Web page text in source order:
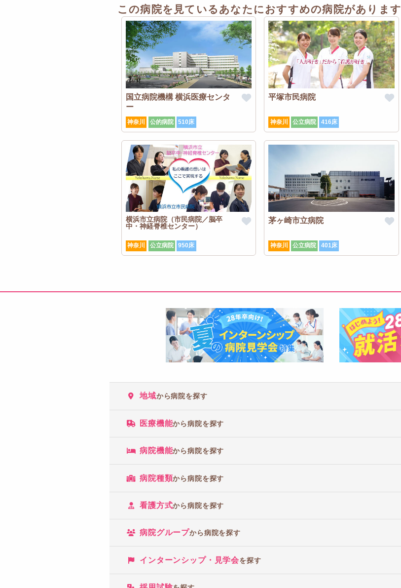
この病院を見ているあなたにおすすめの病院があります
国立病院機構 横浜医療センタ
ー
神奈川 公的病院 510床
平塚市民病院
神奈川 公立病院 416床
横浜市立病院（市民病院／脳卒
中・神経脊椎センター）
神奈川 公立病院 950床
茅ヶ崎市立病院
神奈川 公立病院 401床
地域から病院を探す
医療機能から病院を探す
病院機能から病院を探す
病院種類から病院を探す
看護方式から病院を探す
病院グループから病院を探す
インターンシップ・見学会を探す